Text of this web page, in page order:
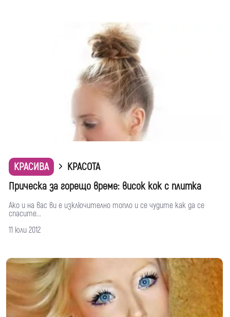
КРАСИВА
КРАСОТА
Прическа за горещо време: висок кок с плитка
Ако и на вас ви е изключително топло и се чудите как да се
спасите...
11 юли 2012